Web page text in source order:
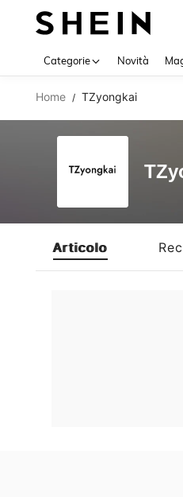
Categorie Novità
Home / TZyongkai
Articolo